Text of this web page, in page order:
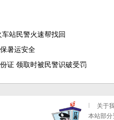
站民警火速帮找回
暑运安全
证 领取时被民警识破受罚
关于
本站部分